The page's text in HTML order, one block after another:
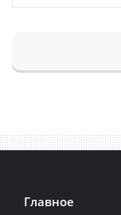
Главное